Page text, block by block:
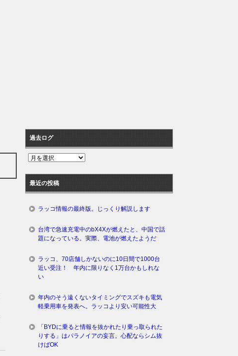
過去ログ
過
ロ
グ
最近の投稿
ラッコ情報の最終版。じっくり解説します
台湾で急速充電中のbX4Xが燃えたと、中国で話
題になっている。実際、電池が燃えたようだ
ラッコ、70店舗しかないのに10日間で1000台
近い受注！ 年内に限りなく1万台かもしれな
い
年内のそう遠くないタイミングでスズキも電気
軽乗用車を発表へ。ラッコより安い可能性大
「BYDに乗ると情報を抜かれたり乗っ取られた
りする」はパラノイアの妄言。心配ならシム抜
けばOK